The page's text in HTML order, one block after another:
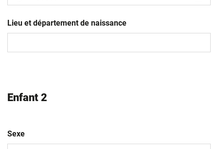
slash
MM
Lieu et département de naissance
Enfant 2
Sexe